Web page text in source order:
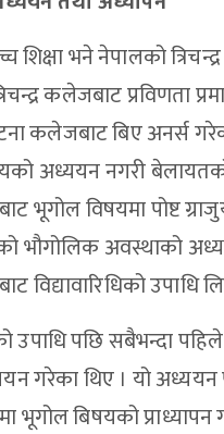
शिक्षा भने नेपालको
कलेजबाट प्रविणता
कलेजबाट बिए अनर्स
अध्ययन नगरी
भूगोल विषयमा पोष्ट
भौगोलिक अवस्थाको
विद्यावारिधिको उपाधि
उपाधि पछि सबैभन्दा
गरेका थिए । यो अध्ययन
भूगोल बिषयको